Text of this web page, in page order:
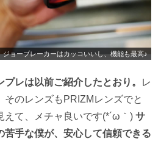
ジョーブレーカーはカッコいいし、機能も最高♪
レは以前ご紹介したとおり。
レ
そのレンズもPRIZMレンズでと
えて、メチャ良いです(*´ω｀) サ
苦手な僕が、安心して信頼できる